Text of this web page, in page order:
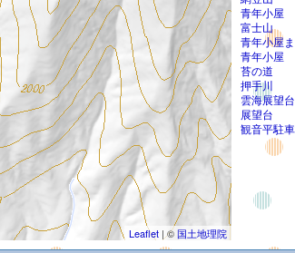
Leaflet | ©国土地理院
青年小屋
富士山
青年小屋
青年小屋
苔の道
押手川
雲海展望台
展望台
観音平駐